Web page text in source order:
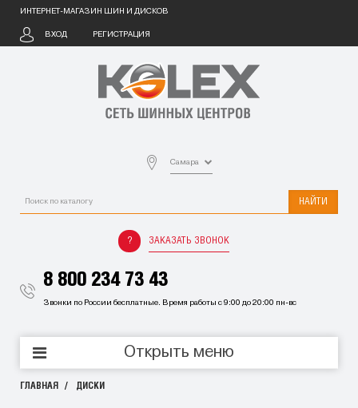
ИНТЕРНЕТ-МАГАЗИН ШИН И ДИСКОВ
ВХОД РЕГИСТРАЦИЯ
Самара
НАЙТИ
ЗАКАЗАТЬ ЗВОНОК
8 800 234 73 43
Звонки по России бесплатные. Время работы с 9:00 до 20:00 пн-вс
Открыть меню
ГЛАВНАЯ ДИСКИ